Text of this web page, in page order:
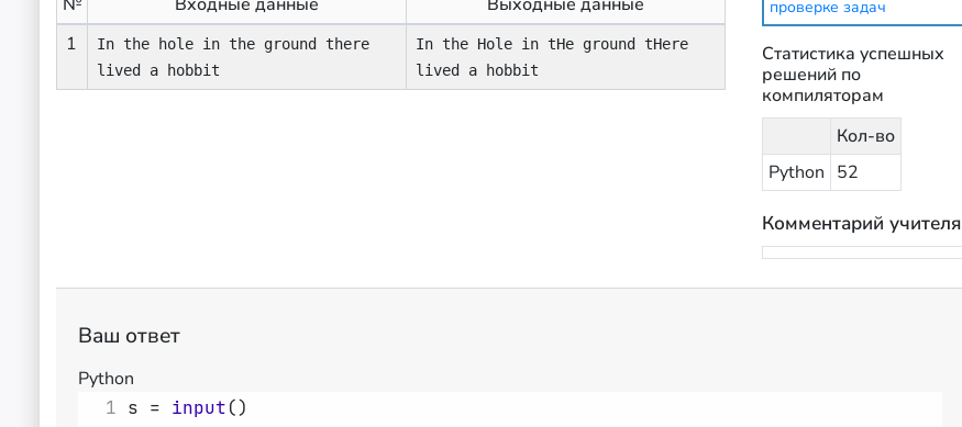
1
In the hole in the ground there
lived a hobbit
In the Hole in tHe ground tHere
lived a hobbit
проверке задач
Статистика успешных
решений по
компиляторам
Кол-во
Python 52
Комментарий учителя
Ваш ответ
Python
1 s = input()